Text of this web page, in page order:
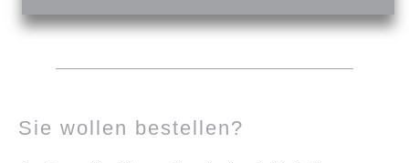
Sie wollen bestellen?